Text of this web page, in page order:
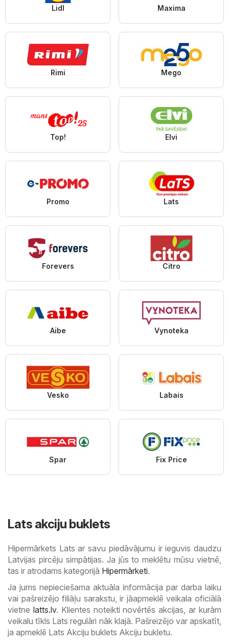
Lidl Maxima
Rimi Mego
Top! Elvi
Promo Lats
Forevers Citro
Aibe Vynoteka
Vesko Labais
Spar Fix Price
Lats akciju buklets
Hipermārkets Lats ar savu piedāvājumu ir ieguvis daudzu
Latvijas pircēju simpātijas. Ja jūs to meklētu mūsu vietnē,
tas ir atrodams kategorijā Hipermārketi.
Ja jums nepieciešama aktuāla informācija par darba laiku
vai pašreizējo filiāļu sarakstu, ir jāapmeklē veikala oficiālā
vietne latts.lv. Klientes noteikti novērtēs akcijas, ar kurām
veikalu tīkls Lats regulāri nāk klajā. Pašreizējo var apskatīt,
ja apmeklē Lats Akciju buklets Akciju bukletu.